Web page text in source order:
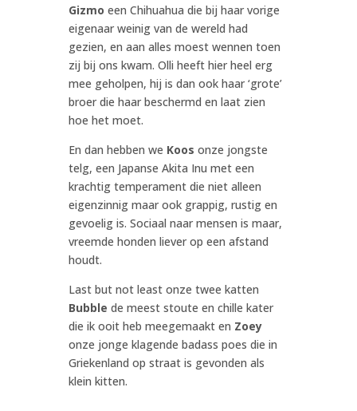
Gizmo een Chihuahua die bij haar vorige
eigenaar weinig van de wereld had
gezien, en aan alles moest wennen toen
zij bij ons kwam. Olli heeft hier heel erg
mee geholpen, hij is dan ook haar ‘grote’
broer die haar beschermd en laat zien
hoe het moet.
En dan hebben we Koos onze jongste
telg, een Japanse Akita Inu met een
krachtig temperament die niet alleen
eigenzinnig maar ook grappig, rustig en
gevoelig is. Sociaal naar mensen is maar,
vreemde honden liever op een afstand
houdt.
Last but not least onze twee katten
Bubble de meest stoute en chille kater
die ik ooit heb meegemaakt en Zoey
onze jonge klagende badass poes die in
Griekenland op straat is gevonden als
klein kitten.